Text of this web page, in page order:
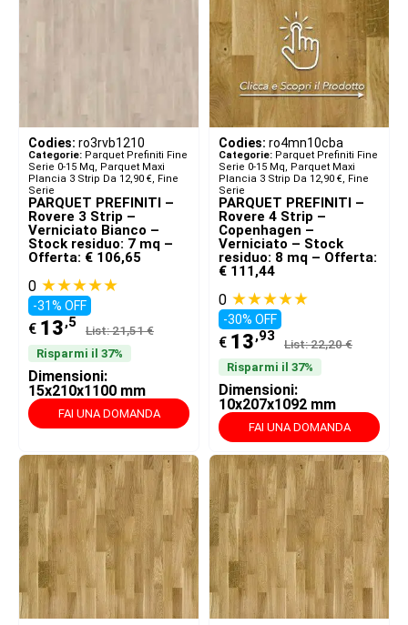
Codies: ro3rvb1210
Categorie: Parquet Prefiniti Fine
Serie 0-15 Mq, Parquet Maxi
Plancia 3 Strip Da 12,90 €, Fine
Serie
PARQUET PREFINITI –
Rovere 3 Strip –
Verniciato Bianco –
Stock residuo: 7 mq –
Offerta: € 106,65
0 ★★★★★
-31% OFF
€ 13,5 List: 21,51 €
Risparmi il 37%
Dimensioni:
15x210x1100 mm
FAI UNA DOMANDA
Codies: ro4mn10cba
Categorie: Parquet Prefiniti Fine
Serie 0-15 Mq, Parquet Maxi
Plancia 3 Strip Da 12,90 €, Fine
Serie
PARQUET PREFINITI –
Rovere 4 Strip –
Copenhagen –
Verniciato – Stock
residuo: 8 mq – Offerta:
€ 111,44
0 ★★★★★
-30% OFF
€ 13,93 List: 22,20 €
Risparmi il 37%
Dimensioni:
10x207x1092 mm
FAI UNA DOMANDA